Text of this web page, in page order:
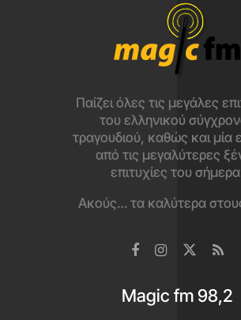
Παίζει όλες τις μεγάλες
του ελληνικού
τραγουδιού, καθώς και μία
από τις μεγαλύτερες
επιτυχίες του
Ακούς… τα καλύτερα
Magic fm 98,2